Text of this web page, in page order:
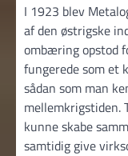
I 1923 blev
af den østrigske
ombæring opstod
fungerede som et
sådan som man
kunne skabe
samtidig give